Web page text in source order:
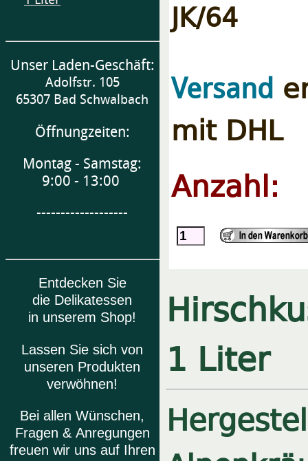
Unser Laden-Geschäft:
Adolfstr. 105
65307 Bad Schwalbach
Öffnungzeiten:
Montag - Samstag:
9:00 - 13:00
-------------------
Entdecken Sie
die Delikatessen
in unserem Shop!
Lassen Sie sich von
unseren Produkten
verwöhnen!
Bei allen Wünschen,
Fragen & Anregungen
freuen wir uns auf Ihren
JK/64
Versand
mit DHL
Anzahl:
1 Liter